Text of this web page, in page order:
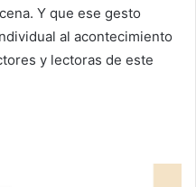
Y que ese gesto
al acontecimiento
y lectoras de este